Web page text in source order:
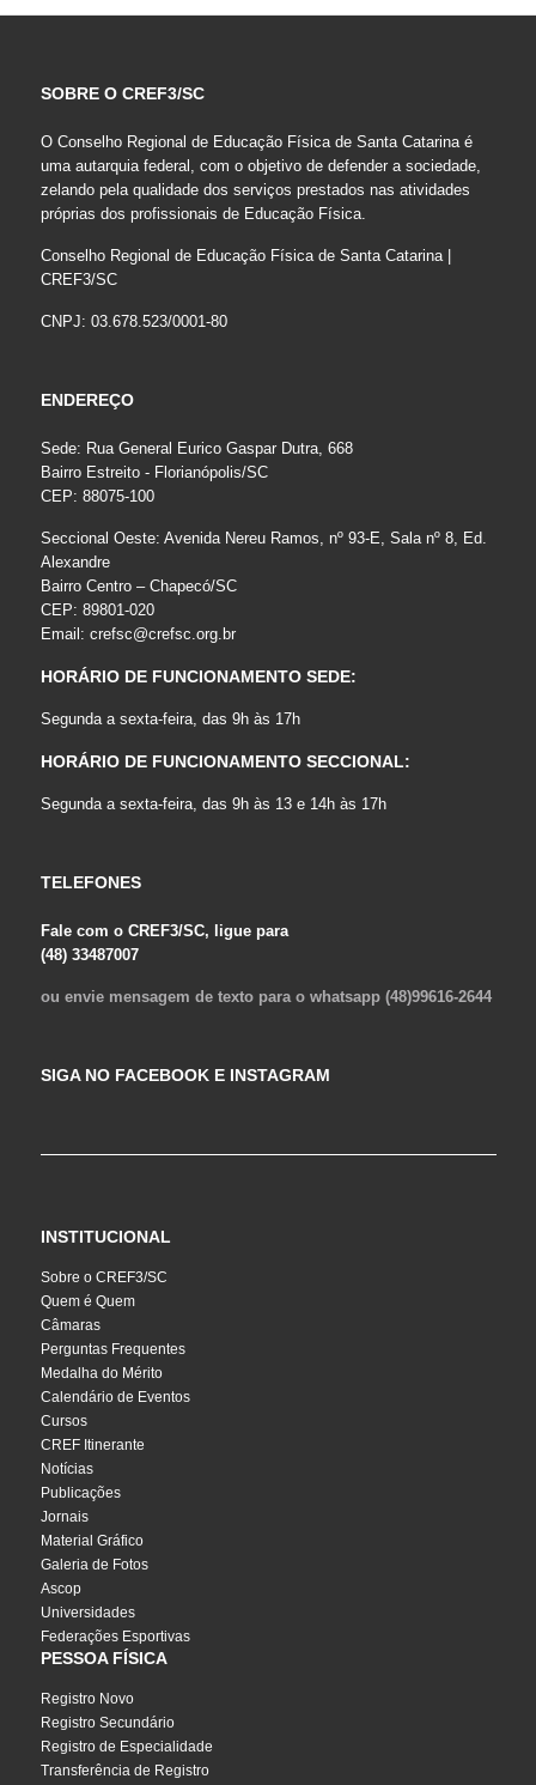
SOBRE O CREF3/SC
O Conselho Regional de Educação Física de Santa Catarina é
uma autarquia federal, com o objetivo de defender a sociedade,
zelando pela qualidade dos serviços prestados nas atividades
próprias dos profissionais de Educação Física.
Conselho Regional de Educação Física de Santa Catarina |
CREF3/SC
CNPJ: 03.678.523/0001-80
ENDEREÇO
Sede: Rua General Eurico Gaspar Dutra, 668
Bairro Estreito - Florianópolis/SC
CEP: 88075-100
Seccional Oeste: Avenida Nereu Ramos, nº 93-E, Sala nº 8, Ed.
Alexandre
Bairro Centro – Chapecó/SC
CEP: 89801-020
Email: crefsc@crefsc.org.br
HORÁRIO DE FUNCIONAMENTO SEDE:
Segunda a sexta-feira, das 9h às 17h
HORÁRIO DE FUNCIONAMENTO SECCIONAL:
Segunda a sexta-feira, das 9h às 13 e 14h às 17h
TELEFONES
Fale com o CREF3/SC, ligue para
(48) 33487007
ou envie mensagem de texto para o whatsapp (48)99616-2644
SIGA NO FACEBOOK E INSTAGRAM
INSTITUCIONAL
Sobre o CREF3/SC
Quem é Quem
Câmaras
Perguntas Frequentes
Medalha do Mérito
Calendário de Eventos
Cursos
CREF Itinerante
Notícias
Publicações
Jornais
Material Gráfico
Galeria de Fotos
Ascop
Universidades
Federações Esportivas
PESSOA FÍSICA
Registro Novo
Registro Secundário
Registro de Especialidade
Transferência de Registro